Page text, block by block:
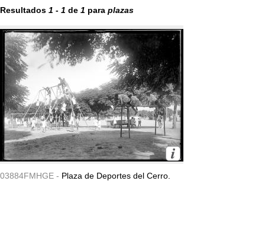
Resultados 1 - 1 de 1 para plazas
03884FMHGE - Plaza de Deportes del Cerro.